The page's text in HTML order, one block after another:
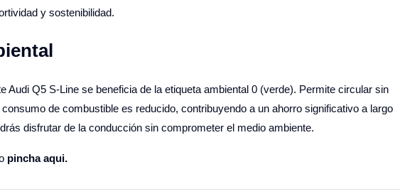
y sostenibilidad.
Audi Q5 S-Line se beneficia de la etiqueta ambiental 0 (verde). Permite circular sin
de combustible es reducido, contribuyendo a un ahorro significativo a largo
disfrutar de la conducción sin comprometer el medio ambiente.
pincha aqui.